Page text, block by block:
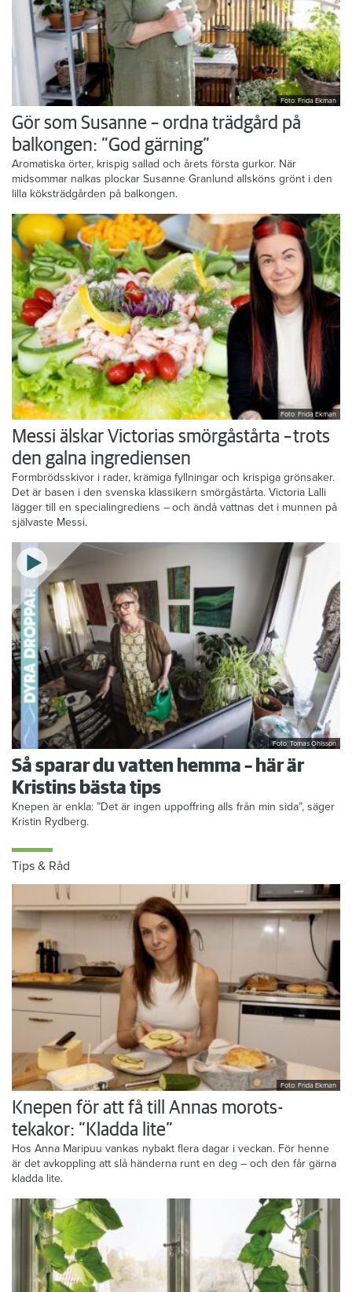
Foto: Frida Ekman
Gör som Susanne – ordna trädgård på
balkongen: ”God gärning”
Aromatiska örter, krispig sallad och årets första gurkor. När
midsommar nalkas plockar Susanne Granlund allsköns grönt i den
lilla köksträdgården på balkongen.
Foto: Frida Ekman
Messi älskar Victorias smörgåstårta – trots
den galna ingrediensen
Formbrödsskivor i rader, krämiga fyllningar och krispiga grönsaker.
Det är basen i den svenska klassikern smörgåstårta. Victoria Lalli
lägger till en specialingrediens – och ändå vattnas det i munnen på
självaste Messi.
Foto: Tomas Ohlsson
Så sparar du vatten hemma – här är
Kristins bästa tips
Knepen är enkla: ”Det är ingen uppoffring alls från min sida”, säger
Kristin Rydberg.
Tips & Råd
Foto: Frida Ekman
Knepen för att få till Annas morots-
tekakor: ”Kladda lite”
Hos Anna Maripuu vankas nybakt flera dagar i veckan. För henne
är det avkoppling att slå händerna runt en deg – och den får gärna
kladda lite.